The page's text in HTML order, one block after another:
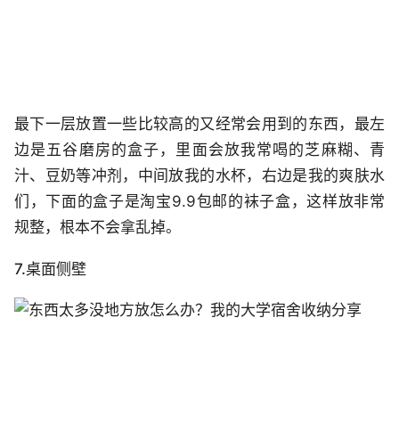
最下一层放置一些比较高的又经常会用到的东西，最左
边是五谷磨房的盒子，里面会放我常喝的芝麻糊、青
汁、豆奶等冲剂，中间放我的水杯，右边是我的爽肤水
们，下面的盒子是淘宝9.9包邮的袜子盒，这样放非常
规整，根本不会拿乱掉。
7.桌面侧壁